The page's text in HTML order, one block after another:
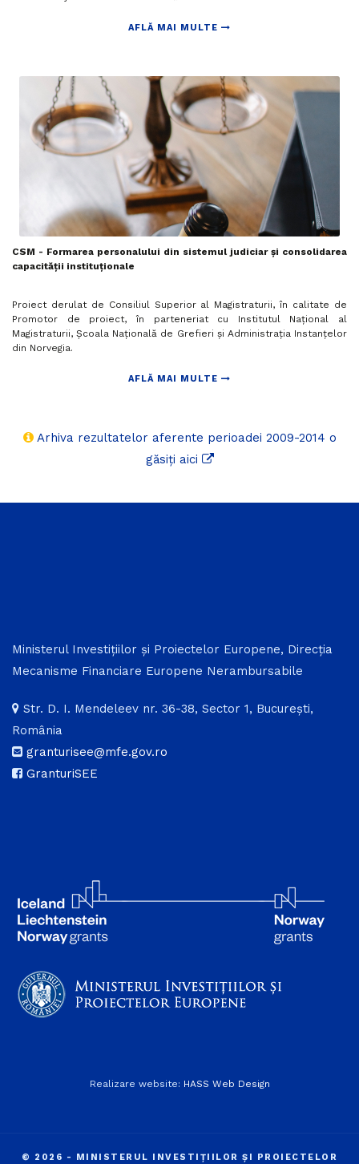
AFLĂ MAI MULTE
CSM - Formarea personalului din sistemul judiciar și consolidarea
capacității instituționale
Proiect derulat de Consiliul Superior al Magistraturii, în calitate de
Promotor de proiect, în parteneriat cu Institutul Național al
Magistraturii, Şcoala Naţională de Grefieri şi Administrația Instanțelor
din Norvegia.
AFLĂ MAI MULTE
Arhiva rezultatelor aferente perioadei 2009-2014 o
găsiți aici
Ministerul Investițiilor și Proiectelor Europene, Direcția
Mecanisme Financiare Europene Nerambursabile
Str. D. I. Mendeleev nr. 36-38, Sector 1, București,
România
granturisee@mfe.gov.ro
GranturiSEE
Realizare website: HASS Web Design
© 2026 - MINISTERUL INVESTIȚIILOR ȘI PROIECTELOR